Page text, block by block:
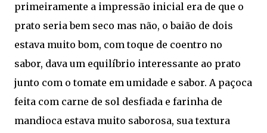
primeiramente a impressão inicial era de que o
prato seria bem seco mas não, o baião de dois
estava muito bom, com toque de coentro no
sabor, dava um equilíbrio interessante ao prato
junto com o tomate em umidade e sabor. A paçoca
feita com carne de sol desfiada e farinha de
mandioca estava muito saborosa, sua textura